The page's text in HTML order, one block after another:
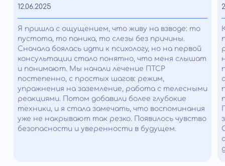
12.06.2025
Я пришла с ощущением, что живу на взводе: то
пустота, то паника, то слезы без причины.
Сначала боялась идти к психологу, но на первой
консультации стало понятно, что меня слышат
и понимают. Мы начали лечение ПТСР
постепенно, с простых шагов: режим,
упражнения на заземление, работа с телесными
реакциями. Потом добавили более глубокие
техники, и я стала замечать, что воспоминания
уже не накрывают так резко. Появилось чувство
безопасности и уверенности в будущем.